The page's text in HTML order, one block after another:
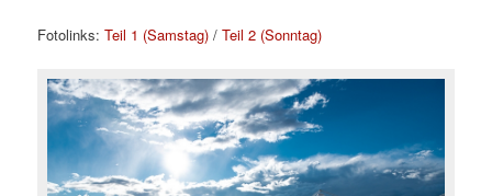
Fotolinks:Teil 1 (Samstag) /Teil 2 (Sonntag)